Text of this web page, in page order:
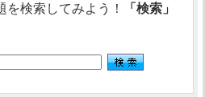
を検索してみよう！
「検索」